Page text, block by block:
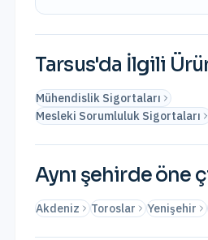
Tarsus'da İlgili
Mühendislik Sigortaları
Mesleki Sorumluluk Sigortaları
Aynı şehirde öne
Akdeniz Toroslar Yenişehir